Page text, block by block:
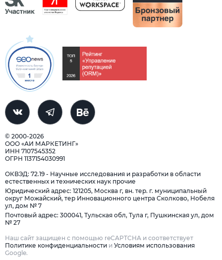
© 2000-2026
ООО «АИ МАРКЕТИНГ»
ИНН 7107545352
ОГРН 1137154030991
ОКВЭД: 72.19 - Научные исследования и разработки в области
естественных и технических наук прочие
Юридический адрес: 121205, Москва г, вн. тер. г. муниципальный
округ Можайский, тер Инновационного центра Сколково, Нобеля
ул, дом № 7
Почтовый адрес: 300041, Тульская обл, Тула г, Пушкинская ул, дом
№ 27
Наш сайт защищен с помощью reCAPTCHA и соответствует
Политике конфиденциальности и Условиям использования
Google.